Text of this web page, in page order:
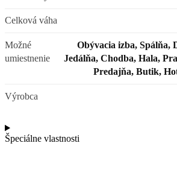
Celková váha
Možné
umiestnenie
Obývacia izba, Spálňa,
Jedálňa, Chodba, Hala,
Predajňa, Butik,
Výrobca
Špeciálne vlastnosti